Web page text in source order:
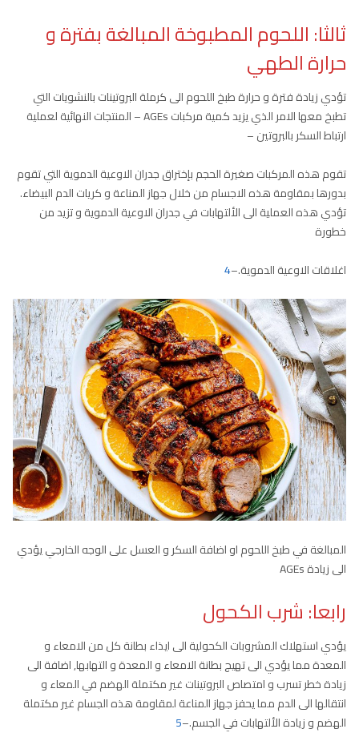
ثالثا: اللحوم المطبوخة المبالغة بفترة و
حرارة الطهي
تؤدي زيادة فترة و حرارة طبخ اللحوم الى كرملة البروتينات بالنشويات التي
تطبخ معها الامر الذي يزيد كمية مركبات AGEs – المنتجات النهائية لعملية
ارتباط السكر بالبروتين –
تقوم هذه المركبات صغيرة الحجم بإختراق جدران الاوعية الدموية التي تقوم
بدورها بمقاومة هذه الاجسام من خلال جهاز المناعة و كريات الدم البيضاء.
تؤدي هذه العملية الى الألتهابات في جدران الاوعية الدموية و تزيد من
خطورة
اغلاقات الاوعية الدموية.–4
المبالغة في طبخ اللحوم او اضافة السكر و العسل على الوجه الخارجي يؤدي
الى زيادة AGEs
رابعا: شرب الكحول
يؤدي استهلاك المشروبات الكحولية الى ايذاء بطانة كل من الامعاء و
المعدة مما يؤدي الى تهيج بطانة الامعاء و المعدة و التهابها, اضافة الى
زيادة خطر تسرب و امتصاص البروتينات غير مكتملة الهضم في المعاء و
انتقالها الى الدم مما يحفز جهاز المناعة لمقاومة هذه الجسام غير مكتملة
الهضم و زيادة الألتهابات في الجسم.–5